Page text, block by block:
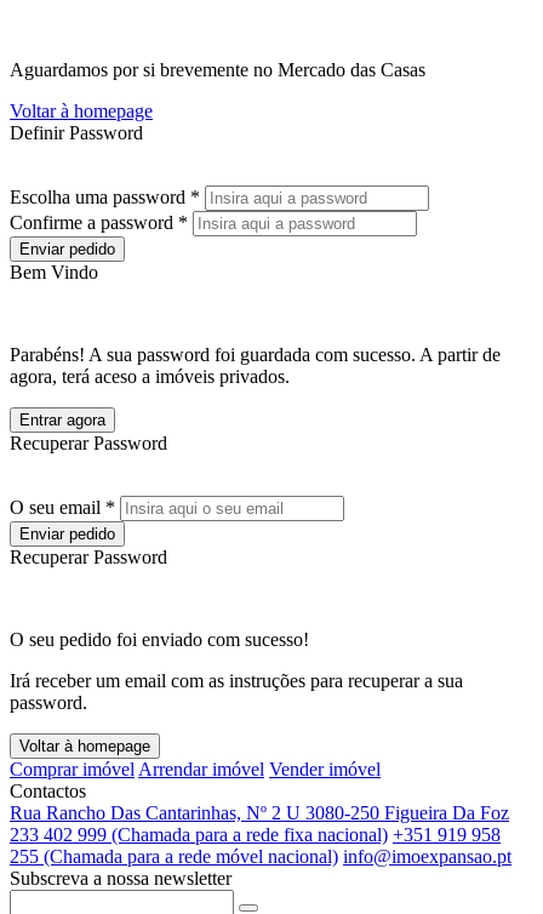
Aguardamos por si brevemente no Mercado das Casas
Voltar à homepage
Definir Password
Escolha uma password *
Confirme a password *
Enviar pedido
Bem Vindo
Parabéns! A sua password foi guardada com sucesso. A partir de
agora, terá aceso a imóveis privados.
Entrar agora
Recuperar Password
O seu email *
Enviar pedido
Recuperar Password
O seu pedido foi enviado com sucesso!
Irá receber um email com as instruções para recuperar a sua
password.
Voltar à homepage
Comprar imóvel Arrendar imóvel Vender imóvel
Contactos
Rua Rancho Das Cantarinhas, Nº 2 U 3080-250 Figueira Da Foz
233 402 999 (Chamada para a rede fixa nacional) +351 919 958
255 (Chamada para a rede móvel nacional) info@imoexpansao.pt
Subscreva a nossa newsletter